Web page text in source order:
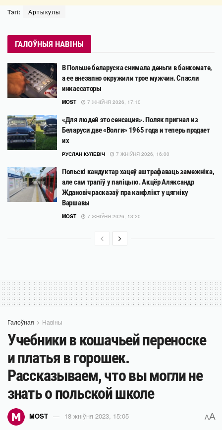
Тэгі: Артыкулы
ГАЛОЎНЫЯ НАВІНЫ
В Польше беларуска снимала деньги в банкомате,
а ее внезапно окружили трое мужчин. Спасли
инкассаторы
MOST 7 ЖНІЎНЯ 2026, 17:10
«Для людей это сенсация». Поляк пригнал из
Беларуси две «Волги» 1965 года и теперь продает
их
РУСЛАН КУЛЕВІЧ 7 ЖНІЎНЯ 2026, 16:00
Польскі кандуктар хацеў аштрафаваць замежніка,
але сам трапіў у паліцыю. Акцёр Аляксандр
Ждановіч расказаў пра канфлікт у цягніку
Варшавы
MOST 7 ЖНІЎНЯ 2026, 13:20
Галоўная Навіны
Учебники в кошачьей переноске
и платья в горошек.
Рассказываем, что вы могли не
знать о польской школе
MOST 18 жніўня 2023, 15:05 AA